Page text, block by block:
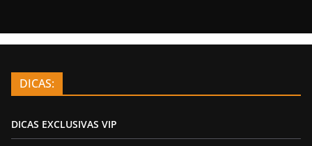
DICAS:
DICAS EXCLUSIVAS VIP